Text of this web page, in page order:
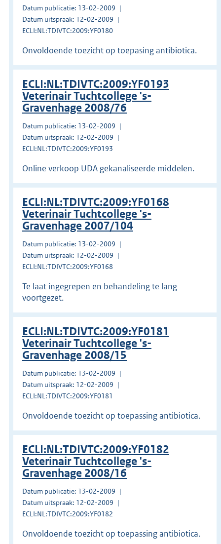
Datum publicatie: 13-02-2009
Datum uitspraak: 12-02-2009
ECLI:NL:TDIVTC:2009:YF0180
Onvoldoende toezicht op toepasing antibiotica.
ECLI:NL:TDIVTC:2009:YF0193
Veterinair Tuchtcollege 's-
Gravenhage 2008/76
Datum publicatie: 13-02-2009
Datum uitspraak: 12-02-2009
ECLI:NL:TDIVTC:2009:YF0193
Online verkoop UDA gekanaliseerde middelen.
ECLI:NL:TDIVTC:2009:YF0168
Veterinair Tuchtcollege 's-
Gravenhage 2007/104
Datum publicatie: 13-02-2009
Datum uitspraak: 12-02-2009
ECLI:NL:TDIVTC:2009:YF0168
Te laat ingegrepen en behandeling te lang
voortgezet.
ECLI:NL:TDIVTC:2009:YF0181
Veterinair Tuchtcollege 's-
Gravenhage 2008/15
Datum publicatie: 13-02-2009
Datum uitspraak: 12-02-2009
ECLI:NL:TDIVTC:2009:YF0181
Onvoldoende toezicht op toepassing antibiotica.
ECLI:NL:TDIVTC:2009:YF0182
Veterinair Tuchtcollege 's-
Gravenhage 2008/16
Datum publicatie: 13-02-2009
Datum uitspraak: 12-02-2009
ECLI:NL:TDIVTC:2009:YF0182
Onvoldoende toezicht op toepassing antibiotica.